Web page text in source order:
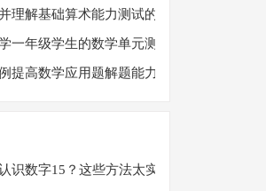
理解基础算术能力测试的结果？
一年级学生的数学单元测试成绩？
提高数学应用题解题能力？
识数字15？这些方法太实用了！